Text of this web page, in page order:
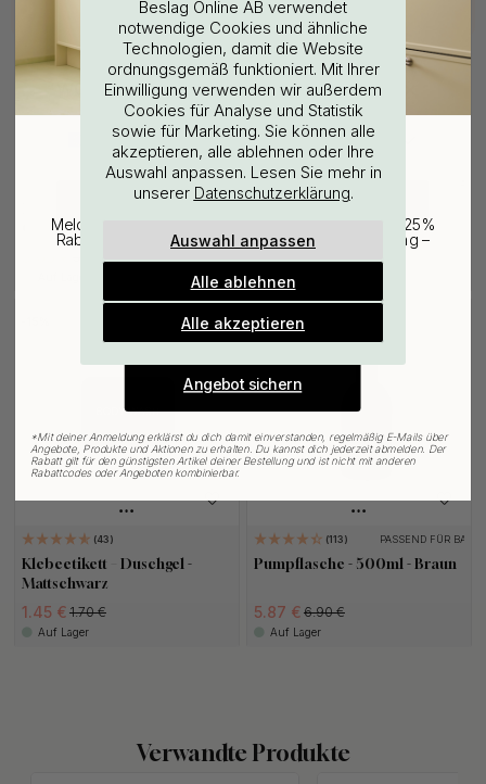
Oberflächenreinigungstuch
Auf Lager
43
Klebeetikett – Duschgel -
Mattschwarz
1.45 € 1.70 €
Auf Lager
15
POPULAR
113 PASSEND FÜR BASE
Pumpflasche - 500ml - Braun
5.87 € 6.90 €
Auf Lager
Verwandte Produkte
Beslag Online AB verwendet
notwendige Cookies und ähnliche
Technologien, damit die Website
ordnungsgemäß funktioniert. Mit Ihrer
Einwilligung verwenden wir außerdem
Cookies für Analyse und Statistik
sowie für Marketing. Sie können alle
akzeptieren, alle ablehnen oder Ihre
Auswahl anpassen. Lesen Sie mehr in
unserer Datenschutzerklärung.
Auswahl anpassen
Alle ablehnen
Alle akzeptieren
WOULD YOU RATHER VISIT?
EU
CHANGE COUNTRY
25% Rabatt auf deinen
günstigsten Artikel
Melde dich für unseren Newsletter an und erhalte 25%
Rabatt auf den günstigsten Artikel deiner Bestellung –
plus Inspiration und exklusive Angebote.
Gültig bis zum 31. August
Angebot sichern
*Mit deiner Anmeldung erklärst du dich damit einverstanden, regelmäßig E-Mails über
Angebote, Produkte und Aktionen zu erhalten. Du kannst dich jederzeit abmelden. Der
Rabatt gilt für den günstigsten Artikel deiner Bestellung und ist nicht mit anderen
Rabattcodes oder Angeboten kombinierbar.